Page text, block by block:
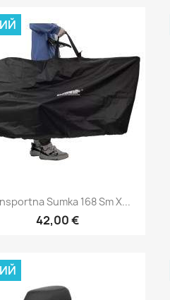
Швидкий перегляд
Sumka 168 Sm X...
42,00 €